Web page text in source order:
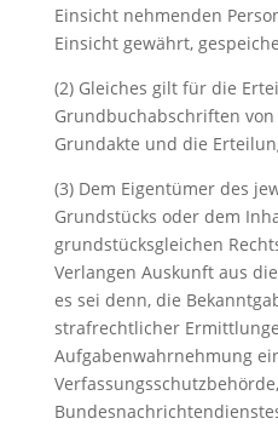
Einsicht nehmenden
Einsicht gewährt,
(2) Gleiches gilt für die
Grundbuchabschriften
Grundakte und die
(3) Dem Eigentümer des
Grundstücks oder dem
grundstücksgleichen
Verlangen Auskunft aus
es sei denn, die
strafrechtlicher
Aufgabenwahrnehmung